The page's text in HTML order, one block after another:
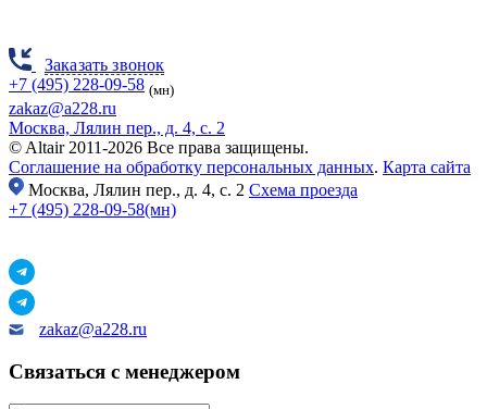
Заказать звонок
+7 (495) 228-09-58 (мн)
zakaz@a228.ru
Москва, Лялин пер., д. 4, с. 2
© Altair 2011-2026 Все права защищены.
Соглашение на обработку персональных данных. Карта сайта
Москва, Лялин пер., д. 4, с. 2 Схема проезда
+7 (495) 228-09-58(мн)
zakaz@a228.ru
Связаться с менеджером